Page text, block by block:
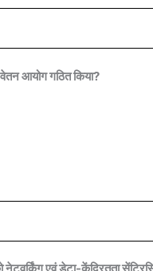
आयोग गठित किया?